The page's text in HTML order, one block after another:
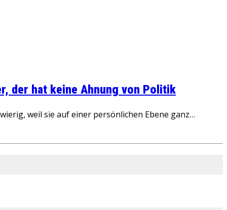
der hat keine Ahnung von Politik
weil sie auf einer persönlichen Ebene ganz…